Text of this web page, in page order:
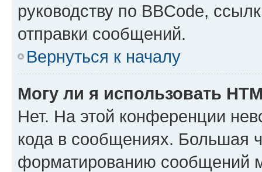
руководству по BBCode,
отправки сообщений.
Вернуться к началу
Могу ли я использовать
Нет. На этой конференции
кода в сообщениях. Большая
форматированию сообщений